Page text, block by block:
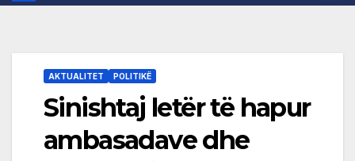
AKTUALITET POLITIKË
Sinishtaj letër të hapur
ambasadave dhe